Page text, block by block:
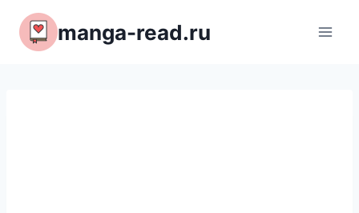
Перейти
содержимому
manga-read.ru